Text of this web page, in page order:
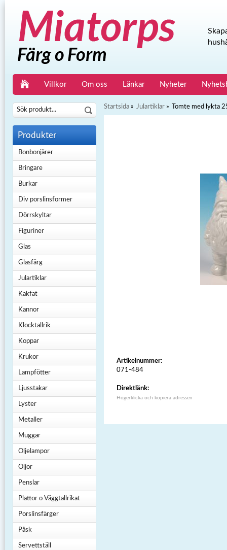
Villkor Om oss Länkar Nyheter
Produkter
Bonbonjärer
Bringare
Burkar
Div porslinsformer
Dörrskyltar
Figuriner
Glas
Glasfärg
Julartiklar
Kakfat
Kannor
Klocktallrik
Koppar
Krukor
Lampfötter
Ljusstakar
Lyster
Metaller
Muggar
Oljelampor
Oljor
Penslar
Plattor o Väggtallrikat
Porslinsfärger
Påsk
Servettställ
Startsida » Julartiklar » Tomte med lykta
Artikelnummer:
071-484
Direktlänk:
Högerklicka och kopiera adressen